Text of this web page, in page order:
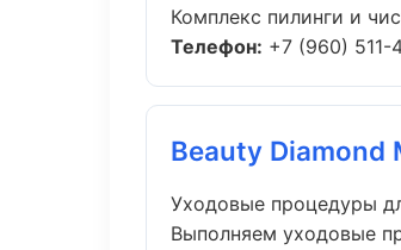
Комплекс пилинги и
Телефон: +7 (960) 511-
Beauty Diamond
Уходовые процедуры
Выполняем уходовые